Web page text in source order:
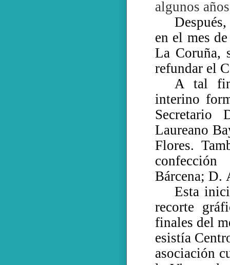
algunos
en el mes
La Coruña,
refundar el
A tal fin
interino
Secretario
Laureano
Flores.
Bárcena; D.
Esta
recorte
finales del
esistía
asociación